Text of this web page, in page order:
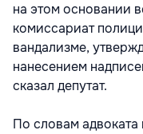
на этом основании
комиссариат
вандализме,
нанесением
сказал депутат.
По словам